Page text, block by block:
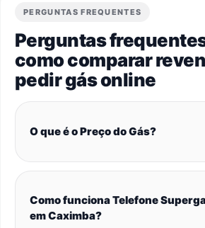
PERGUNTAS FREQUENTES
Perguntas
como comparar
pedir gás online
O que é o Preço do Gás?
Como funciona Telefone
em Caximba?